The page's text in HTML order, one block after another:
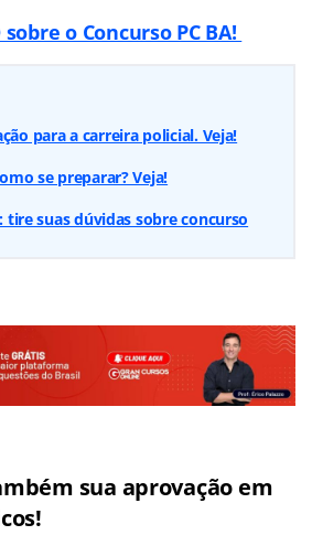
sobre o Concurso PC BA!
para a carreira policial. Veja!
se preparar? Veja!
suas dúvidas sobre concurso
sua aprovação em